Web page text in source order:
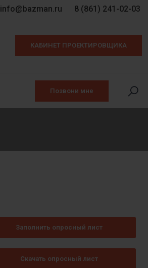
info@bazman.ru 8 (861) 241-02-03
КАБИНЕТ ПРОЕКТИРОВЩИКА
Позвони мне
Заполнить опросный лист
Скачать опросный лист